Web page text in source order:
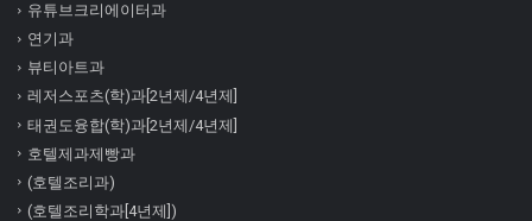
유튜브크리에이터과
연기과
뷰티아트과
레저스포츠(학)과[2년제/4년제]
태권도융합(학)과[2년제/4년제]
호텔제과제빵과
(호텔조리과)
(호텔조리학과[4년제])